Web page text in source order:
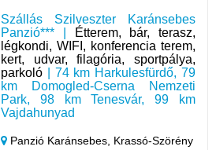
Szállás Szilveszter Karánsebes
Panzió*** |
Étterem, bár, terasz,
légkondi, WIFI, konferencia terem,
kert, udvar, filagória, sportpálya,
parkoló | 74 km Harkulesfürdő, 79
km Domogled-Cserna Nemzeti
Park, 98 km Tenesvár, 99 km
Vajdahunyad
Panzió Karánsebes, Krassó-Szörény